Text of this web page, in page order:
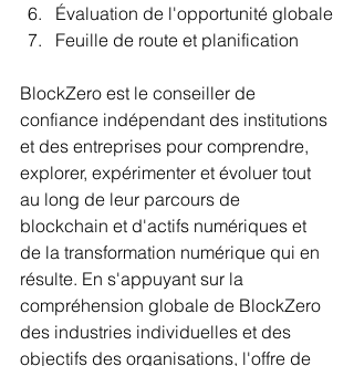
Évaluation de l'opportunité globale
Feuille de route et planification
BlockZero est le conseiller de
confiance indépendant des institutions
et des entreprises pour comprendre,
explorer, expérimenter et évoluer tout
au long de leur parcours de
blockchain et d'actifs numériques et
de la transformation numérique qui en
résulte. En s'appuyant sur la
compréhension globale de BlockZero
des industries individuelles et des
objectifs des organisations, l'offre de